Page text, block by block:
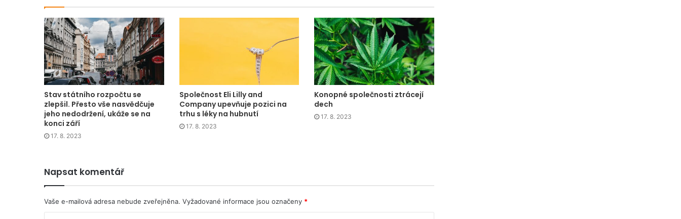
Stav státního rozpočtu se
zlepšil. Přesto vše nasvědčuje
jeho nedodržení, ukáže se na
konci září
17. 8. 2023
Společnost Eli Lilly and
Company upevňuje pozici na
trhu s léky na hubnutí
17. 8. 2023
Konopné společnosti ztrácejí
dech
17. 8. 2023
Napsat komentář
Vaše e-mailová adresa nebude zveřejněna. Vyžadované informace jsou označeny *